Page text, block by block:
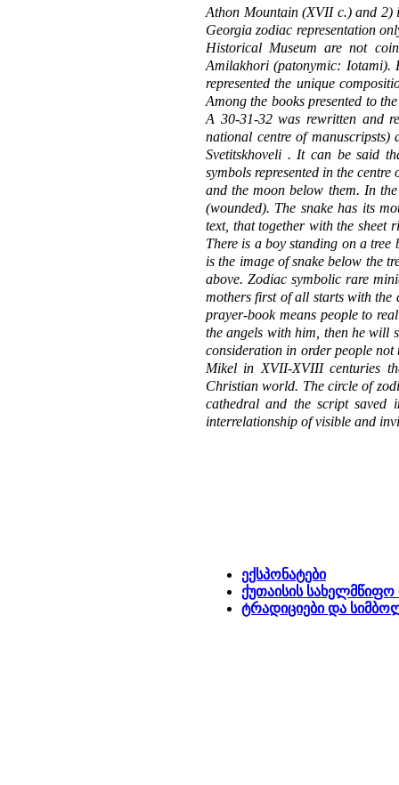
Athon Mountain (XVII c.) and 2)
Georgia zodiac representation
Historical Museum are not
Amilakhori (patonymic: Iotami).
represented the unique
Among the books presented to
A 30-31-32 was rewritten and
national centre of
Svetitskhoveli . It can be said
symbols represented in the
and the moon below them. In
(wounded). The snake has its
text, that together with the sheet
There is a boy standing on a
is the image of snake below the
above. Zodiac symbolic rare
mothers first of all starts with the
prayer-book means people to
the angels with him, then he will
consideration in order people
Mikel in XVII-XVIII centuries
Christian world. The circle of
cathedral and the script
interrelationship of visible and
ექსპონატები
ქუთაისის
ტრადიციები და